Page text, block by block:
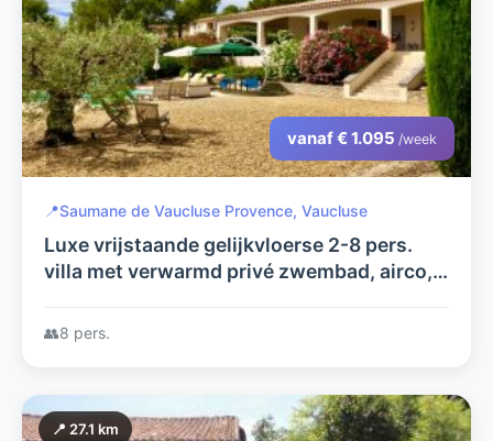
vanaf € 1.095 /week
📍Saumane de Vaucluse Provence, Vaucluse
Luxe vrijstaande gelijkvloerse 2-8 pers.
villa met verwarmd privé zwembad, airco,
Domaine met tennisbaan
👥8 pers.
📍 27.1 km